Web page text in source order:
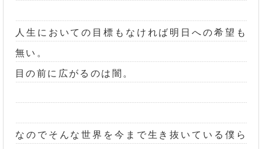
人生においての目標もなければ明日への希望も
無い。
目の前に広がるのは闇。
なのでそんな世界を今まで生き抜いている僕ら